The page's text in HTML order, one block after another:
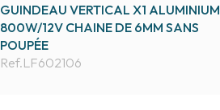
GUINDEAU VERTICAL X1 ALUMINIUM
800W/12V CHAINE DE 6MM SANS
POUPÉE
Ref.LF602106